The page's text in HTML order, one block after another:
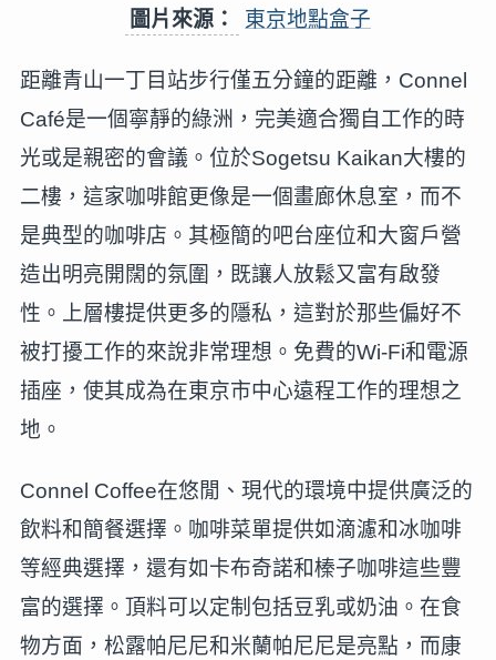
圖片來源： 東京地點盒子
距離青山一丁目站步行僅五分鐘的距離，Connel
Café是一個寧靜的綠洲，完美適合獨自工作的時
光或是親密的會議。位於Sogetsu Kaikan大樓的
二樓，這家咖啡館更像是一個畫廊休息室，而不
是典型的咖啡店。其極簡的吧台座位和大窗戶營
造出明亮開闊的氛圍，既讓人放鬆又富有啟發
性。上層樓提供更多的隱私，這對於那些偏好不
被打擾工作的來說非常理想。免費的Wi-Fi和電源
插座，使其成為在東京市中心遠程工作的理想之
地。
Connel Coffee在悠閒、現代的環境中提供廣泛的
飲料和簡餐選擇。咖啡菜單提供如滴濾和冰咖啡
等經典選擇，還有如卡布奇諾和榛子咖啡這些豐
富的選擇。頂料可以定制包括豆乳或奶油。在食
物方面，松露帕尼尼和米蘭帕尼尼是亮點，而康